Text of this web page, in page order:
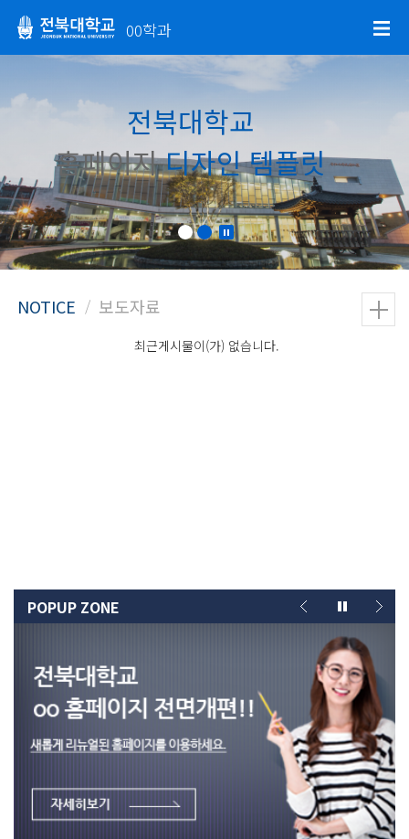
00학과
전북대학교
홈페이지디자인 템플릿
최근게시물이(가) 없습니다.
POPUP ZONE